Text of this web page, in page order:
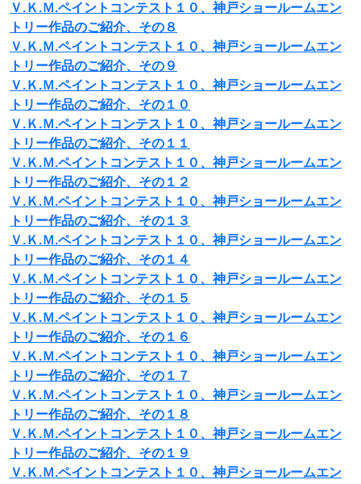
Ｖ.Ｋ.Ｍ.ペイントコンテスト１０、神戸ショールームエン
トリー作品のご紹介、その８
Ｖ.Ｋ.Ｍ.ペイントコンテスト１０、神戸ショールームエン
トリー作品のご紹介、その９
Ｖ.Ｋ.Ｍ.ペイントコンテスト１０、神戸ショールームエン
トリー作品のご紹介、その１０
Ｖ.Ｋ.Ｍ.ペイントコンテスト１０、神戸ショールームエン
トリー作品のご紹介、その１１
Ｖ.Ｋ.Ｍ.ペイントコンテスト１０、神戸ショールームエン
トリー作品のご紹介、その１２
Ｖ.Ｋ.Ｍ.ペイントコンテスト１０、神戸ショールームエン
トリー作品のご紹介、その１３
Ｖ.Ｋ.Ｍ.ペイントコンテスト１０、神戸ショールームエン
トリー作品のご紹介、その１４
Ｖ.Ｋ.Ｍ.ペイントコンテスト１０、神戸ショールームエン
トリー作品のご紹介、その１５
Ｖ.Ｋ.Ｍ.ペイントコンテスト１０、神戸ショールームエン
トリー作品のご紹介、その１６
Ｖ.Ｋ.Ｍ.ペイントコンテスト１０、神戸ショールームエン
トリー作品のご紹介、その１７
Ｖ.Ｋ.Ｍ.ペイントコンテスト１０、神戸ショールームエン
トリー作品のご紹介、その１８
Ｖ.Ｋ.Ｍ.ペイントコンテスト１０、神戸ショールームエン
トリー作品のご紹介、その１９
Ｖ.Ｋ.Ｍ.ペイントコンテスト１０、神戸ショールームエン